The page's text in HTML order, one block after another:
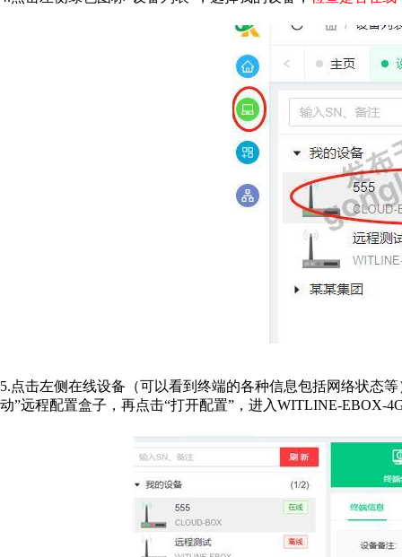
5.点击左侧在线设备（可以看到终端的各种信息包括网络状态
动”远程配置盒子，再点击“打开配置”，进入WITLINE-EBOX-